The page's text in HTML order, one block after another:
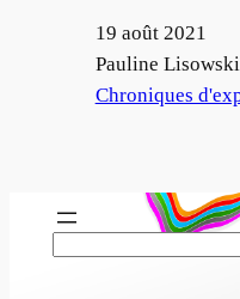
Date
19 août 2021
Auteur
Pauline Lisowski
Par rapport à
Chroniques